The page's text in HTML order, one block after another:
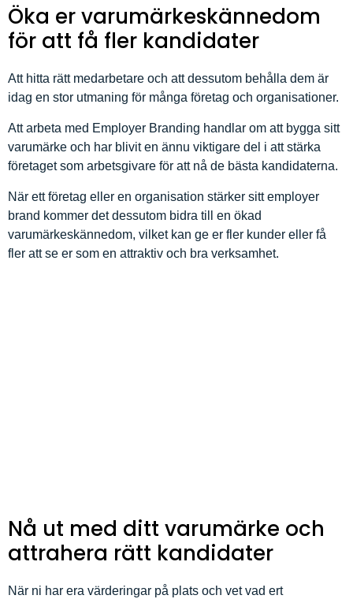
Öka er varumärkeskännedom
för att få fler kandidater
Att hitta rätt medarbetare och att dessutom behålla dem är
idag en stor utmaning för många företag och organisationer.
Att arbeta med Employer Branding handlar om att bygga sitt
varumärke och har blivit en ännu viktigare del i att stärka
företaget som arbetsgivare för att nå de bästa kandidaterna.
När ett företag eller en organisation stärker sitt employer
brand kommer det dessutom bidra till en ökad
varumärkeskännedom, vilket kan ge er fler kunder eller få
fler att se er som en attraktiv och bra verksamhet.
Nå ut med ditt varumärke och
attrahera rätt kandidater
När ni har era värderingar på plats och vet vad ert